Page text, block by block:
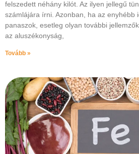
felszedett néhány kilót. Az ilyen jellegű
számlájára írni. Azonban, ha az enyhébb
panaszok, esetleg olyan további
az aluszékonyság,
Tovább »